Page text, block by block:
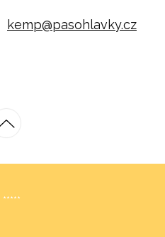
kemp@pasohlavky.cz
*****